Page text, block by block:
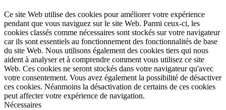
Ce site Web utilise des cookies pour améliorer votre expérience
pendant que vous naviguez sur le site Web. Parmi ceux-ci, les
cookies classés comme nécessaires sont stockés sur votre navigateur
car ils sont essentiels au fonctionnement des fonctionnalités de base
du site Web. Nous utilisons également des cookies tiers qui nous
aident à analyser et à comprendre comment vous utilisez ce site
Web. Ces cookies ne seront stockés dans votre navigateur qu'avec
votre consentement. Vous avez également la possibilité de désactiver
ces cookies. Néanmoins la désactivation de certains de ces cookies
peut affecter votre expérience de navigation.
Nécessaires